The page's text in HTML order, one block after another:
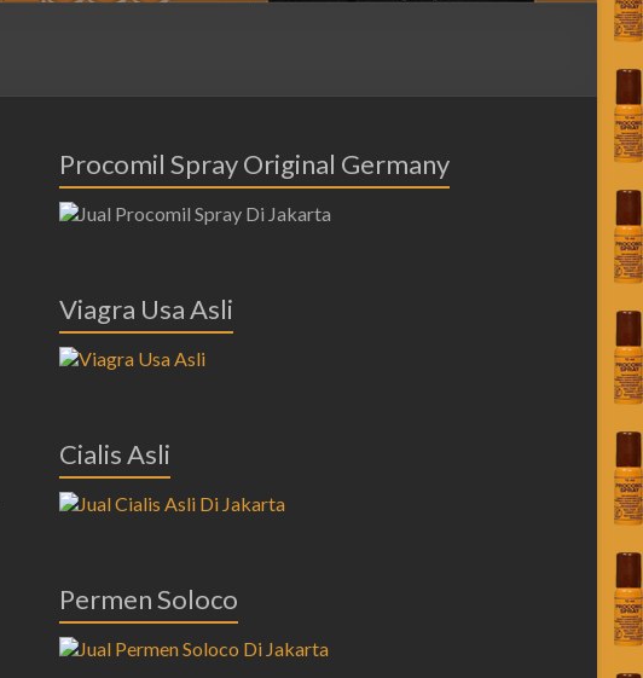
Procomil Spray Original Germany
Viagra Usa Asli
Cialis Asli
Permen Soloco